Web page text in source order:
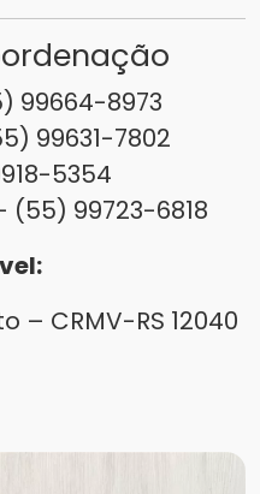
99664-8973
99631-7802
5354
(55) 99723-6818
– CRMV-RS 12040